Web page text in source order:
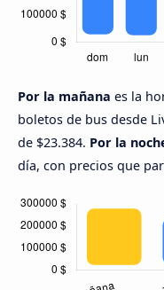
Por la mañana es la
boletos de bus desde
de $23.384. Por la
día, con precios que